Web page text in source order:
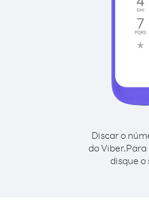
Discar o
do Viber.
disque o